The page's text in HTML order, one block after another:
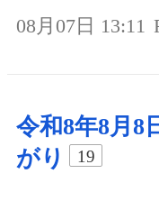
08月07日 13:11
令和8年8月8
がり
19